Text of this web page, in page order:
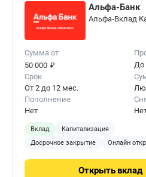
Альфа-Банк
Альфа‑Вклад
Сумма от
50 000 ₽
До
Срок
От 2 до 12 мес.
Пополнение
Нет
Вклад
Капитализация
Досрочное закрытие
Онлайн
Открыть вклад